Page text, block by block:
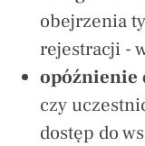
obejrzenia
rejestracji -
opóźnienie
czy
dostęp do